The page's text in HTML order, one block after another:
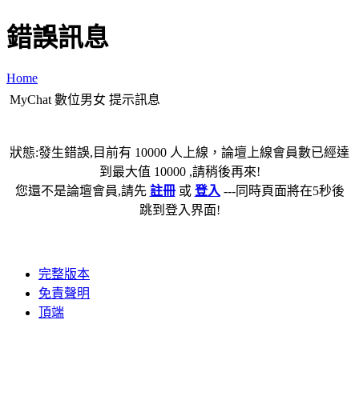
錯誤訊息
Home
MyChat 數位男女 提示訊息
狀態:發生錯誤,目前有 10000 人上線，論壇上線會員數已經達
到最大值 10000 ,請稍後再來!
您還不是論壇會員,請先 註冊或 登入 ---同時頁面將在5秒後
跳到登入界面!
完整版本
免責聲明
頂端